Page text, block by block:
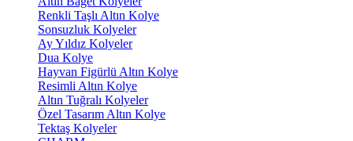
Renkli Taşlı Altın Kolye
Sonsuzluk Kolyeler
Ay Yıldız Kolyeler
Dua Kolye
Hayvan Figürlü Altın Kolye
Resimli Altın Kolye
Altın Tuğralı Kolyeler
Özel Tasarım Altın Kolye
Tektaş Kolyeler